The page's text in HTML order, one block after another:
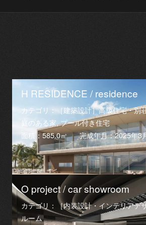
H RESIDENCE / residence
カテゴリ：［建築設計］高級住宅・別
庭のある家, プール付き住宅
面積：585.0㎡
完成年月：2025年3
O project / car showroom
カテゴリ：［内装設計・インテリアデ
ルーム